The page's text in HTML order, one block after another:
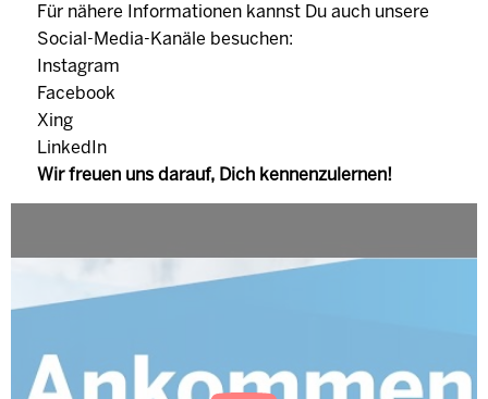
Für nähere Informationen kannst Du auch unsere
Social-Media-Kanäle besuchen:
Instagram
Facebook
Xing
LinkedIn
Wir freuen uns darauf, Dich kennenzulernen!